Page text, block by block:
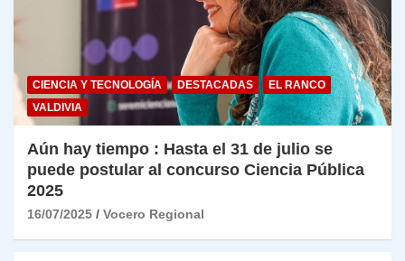
CIENCIA Y TECNOLOGÍA DESTACADAS
EL RANCO
VALDIVIA
Aún hay tiempo : Hasta el 31 de julio se
puede postular al concurso Ciencia Pública
2025
16/07/2025 Vocero Regional